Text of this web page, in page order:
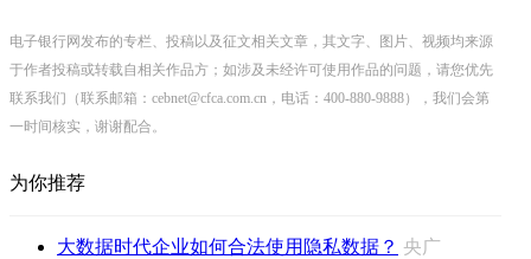
电子银行网发布的专栏、投稿以及征文相关文章，其文字、图片、视频均来源
于作者投稿或转载自相关作品方；如涉及未经许可使用作品的问题，请您优先
联系我们（联系邮箱：cebnet@cfca.com.cn，电话：400-880-9888），我们会第
一时间核实，谢谢配合。
为你推荐
大数据时代企业如何合法使用隐私数据？ 央广